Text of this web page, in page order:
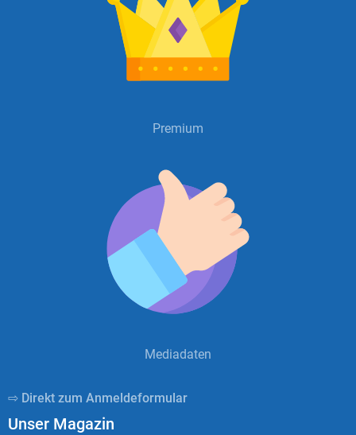
Premium
Mediadaten
⇨ Direkt zum Anmeldeformular
Unser Magazin